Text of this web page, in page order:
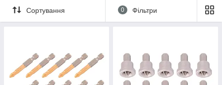
Сортування 0 Фільтри